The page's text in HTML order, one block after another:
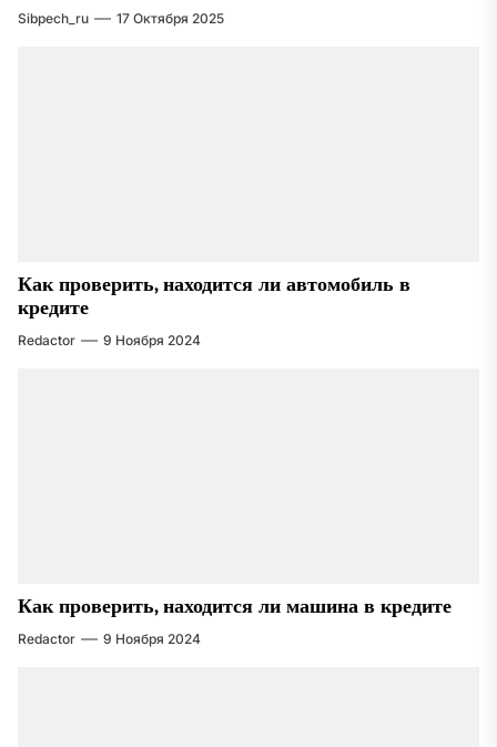
Sibpech_ru 17 Октября 2025
Как проверить, находится ли автомобиль в
кредите
Redactor 9 Ноября 2024
Как проверить, находится ли машина в кредите
Redactor 9 Ноября 2024